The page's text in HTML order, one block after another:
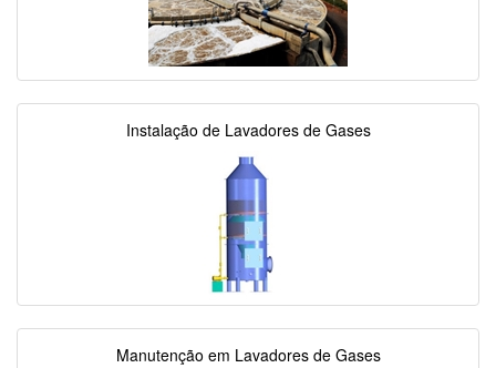
Instalação de Lavadores de Gases
Manutenção em Lavadores de Gases